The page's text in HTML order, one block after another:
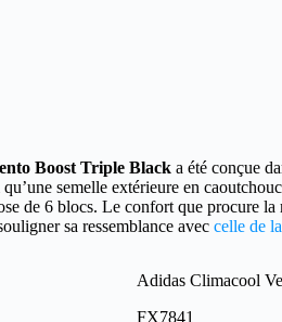
Boost Triple Black a été conçue
qu’une semelle extérieure en
de 6 blocs. Le confort que procure la
sa ressemblance avec celle de
Adidas Climacool
FX7841